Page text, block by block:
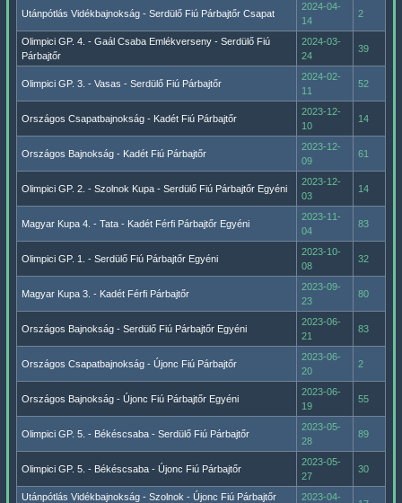
Utánpótlás Vidékbajnokság - Serdülő Fiú Párbajtőr Csapat
2024-04-
14
2
Olimpici GP. 4. - Gaál Csaba Emlékverseny - Serdülő Fiú
Párbajtőr
2024-03-
24
39
Olimpici GP. 3. - Vasas - Serdülő Fiú Párbajtőr
2024-02-
11
52
Országos Csapatbajnokság - Kadét Fiú Párbajtőr
2023-12-
10
14
Országos Bajnokság - Kadét Fiú Párbajtőr
2023-12-
09
61
Olimpici GP. 2. - Szolnok Kupa - Serdülő Fiú Párbajtőr Egyéni
2023-12-
03
14
Magyar Kupa 4. - Tata - Kadét Férfi Párbajtőr Egyéni
2023-11-
04
83
Olimpici GP. 1. - Serdülő Fiú Párbajtőr Egyéni
2023-10-
08
32
Magyar Kupa 3. - Kadét Férfi Párbajtőr
2023-09-
23
80
Országos Bajnokság - Serdülő Fiú Párbajtőr Egyéni
2023-06-
21
83
Országos Csapatbajnokság - Újonc Fiú Párbajtőr
2023-06-
20
2
Országos Bajnokság - Újonc Fiú Párbajtőr Egyéni
2023-06-
19
55
Olimpici GP. 5. - Békéscsaba - Serdülő Fiú Párbajtőr
2023-05-
28
89
Olimpici GP. 5. - Békéscsaba - Újonc Fiú Párbajtőr
2023-05-
27
30
Utánpótlás Vidékbajnokság - Szolnok - Újonc Fiú Párbajtőr 2023-04-